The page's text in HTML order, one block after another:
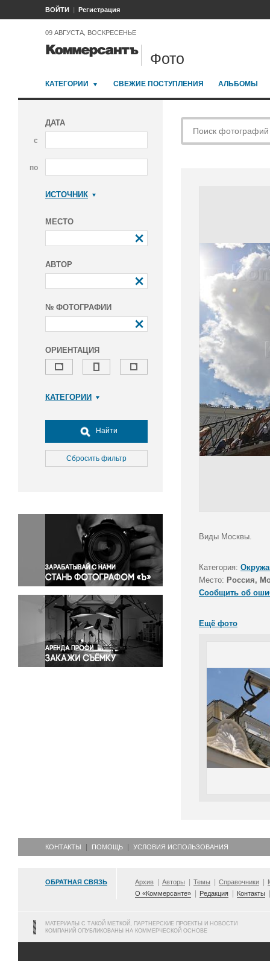
ВОЙТИ Регистрация
09 АВГУСТА, ВОСКРЕСЕНЬЕ
Фото
КАТЕГОРИИ СВЕЖИЕ ПОСТУПЛЕНИЯ АЛЬБОМЫ
ДАТА
с
по
ИСТОЧНИК
МЕСТО
АВТОР
№ ФОТОГРАФИИ
ОРИЕНТАЦИЯ
КАТЕГОРИИ
Досуг, туризм и отдых
Культура
Медицина
Окружающая среда
Политика
Правосудие
Происшествия и конфликты
Религия
Светская жизнь
Спорт
Экология
Экономика и бизнес
Найти
Сбросить фильтр
Виды Москвы.
Категория:
Место: Россия,
Сообщить об
Ещё фото
КОНТАКТЫ ПОМОЩЬ УСЛОВИЯ ИСПОЛЬЗОВАНИЯ
ОБРАТНАЯ СВЯЗЬ Архив Авторы Темы Справочники
О «Коммерсанте»
Редакция Контакты
МАТЕРИАЛЫ С ТАКОЙ МЕТКОЙ, ПАРТНЕРСКИЕ ПРОЕКТЫ И НОВОСТИ
КОМПАНИЙ ОПУБЛИКОВАНЫ НА КОММЕРЧЕСКОЙ ОСНОВЕ